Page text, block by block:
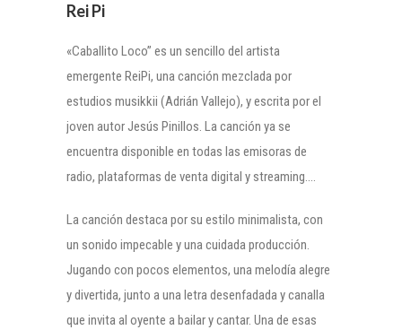
Rei Pi
«Caballito Loco” es un sencillo del artista
emergente ReiPi, una canción mezclada por
estudios musikkii (Adrián Vallejo), y escrita por el
joven autor Jesús Pinillos. La canción ya se
encuentra disponible en todas las emisoras de
radio, plataformas de venta digital y streaming….
La canción destaca por su estilo minimalista, con
un sonido impecable y una cuidada producción.
Jugando con pocos elementos, una melodía alegre
y divertida, junto a una letra desenfadada y canalla
que invita al oyente a bailar y cantar. Una de esas